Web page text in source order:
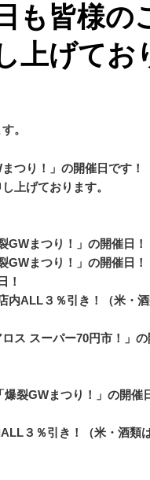
も皆様の
上げてお
。
つり！」の開催日です！
上げております。
GWまつり！」の開催日！
GWまつり！」の開催日
！
内ALL３％引き！（米・
ス スーパー70円市！」の
スケジュ
爆裂GWまつり！」の開催
３％引き！（米・ 酒類